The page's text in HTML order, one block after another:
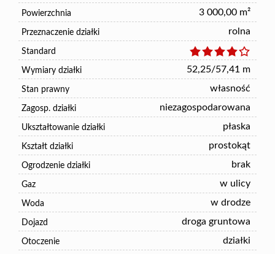
Powierzchnia 3 000,00 m²
Przeznaczenie działki rolna
Standard
Wymiary działki 52,25/57,41 m
Stan prawny własność
Zagosp. działki niezagospodarowana
Ukształtowanie działki płaska
Kształt działki prostokąt
Ogrodzenie działki brak
Gaz w ulicy
Woda w drodze
Dojazd droga gruntowa
Otoczenie działki